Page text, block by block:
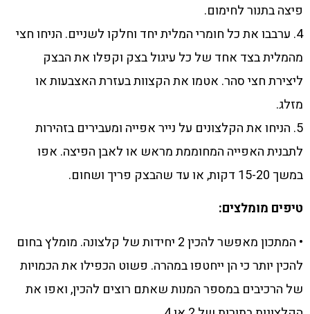
פיצה בתנור לחימום.
4. ערבבו את כל חומרי המלית יחד וחלקו לשניים. הניחו חצי
מהמלית בצד אחד של כל עיגול בצק וקפלו את הבצק
ליצירת חצי סהר. אטמו את הקצוות בעזרת האצבעות או
מזלג.
5. הניחו את הקלצונים על נייר אפייה ומעבירים בזהירות
לתבנית האפייה המחוממת מראש או לאבן הפיצה. אפו
במשך 15-20 דקות, או עד שהבצק פריך ושחום.
טיפים מומלצים:
• המתכון מאפשר להכין 2 יחידות של קלצונה. מומלץ בחום
להכין יותר כי הן ייחטפו במהרה. פשוט הכפילו את הכמויות
של הרכיבים במספר המנות שאתם רוצים להכין, ואפו את